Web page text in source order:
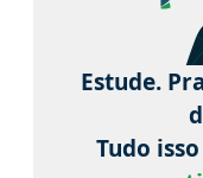
Estude.
Tudo